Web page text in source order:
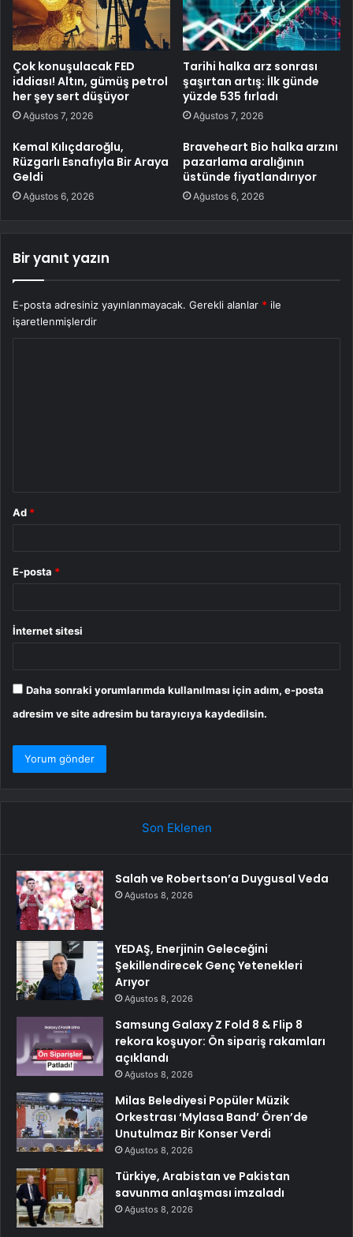
Çok konuşulacak FED
iddiası! Altın, gümüş petrol
her şey sert düşüyor
Ağustos 7, 2026
Tarihi halka arz sonrası
şaşırtan artış: İlk günde
yüzde 535 fırladı
Ağustos 7, 2026
Kemal Kılıçdaroğlu,
Rüzgarlı Esnafıyla Bir Araya
Geldi
Ağustos 6, 2026
Braveheart Bio halka arzını
pazarlama aralığının
üstünde fiyatlandırıyor
Ağustos 6, 2026
Bir yanıt yazın
E-posta adresiniz yayınlanmayacak. Gerekli alanlar * ile
işaretlenmişlerdir
Ad *
E-posta *
İnternet sitesi
Daha sonraki yorumlarımda kullanılması için adım, e-posta
adresim ve site adresim bu tarayıcıya kaydedilsin.
Son Eklenen
Salah ve Robertson’a Duygusal Veda
Ağustos 8, 2026
YEDAŞ, Enerjinin Geleceğini
Şekillendirecek Genç Yetenekleri
Arıyor
Ağustos 8, 2026
Samsung Galaxy Z Fold 8 & Flip 8
rekora koşuyor: Ön sipariş rakamları
açıklandı
Ağustos 8, 2026
Milas Belediyesi Popüler Müzik
Orkestrası ‘Mylasa Band’ Ören’de
Unutulmaz Bir Konser Verdi
Ağustos 8, 2026
Türkiye, Arabistan ve Pakistan
savunma anlaşması imzaladı
Ağustos 8, 2026